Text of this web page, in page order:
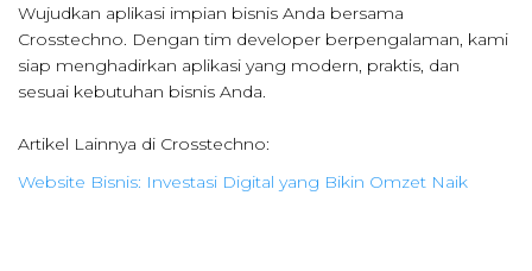
Wujudkan aplikasi impian bisnis Anda bersama
Crosstechno. Dengan tim developer berpengalaman, kami
siap menghadirkan aplikasi yang modern, praktis, dan
sesuai kebutuhan bisnis Anda.
Artikel Lainnya di Crosstechno:
Website Bisnis: Investasi Digital yang Bikin Omzet Naik